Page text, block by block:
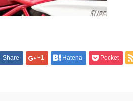
Share +1 Hatena Pocket